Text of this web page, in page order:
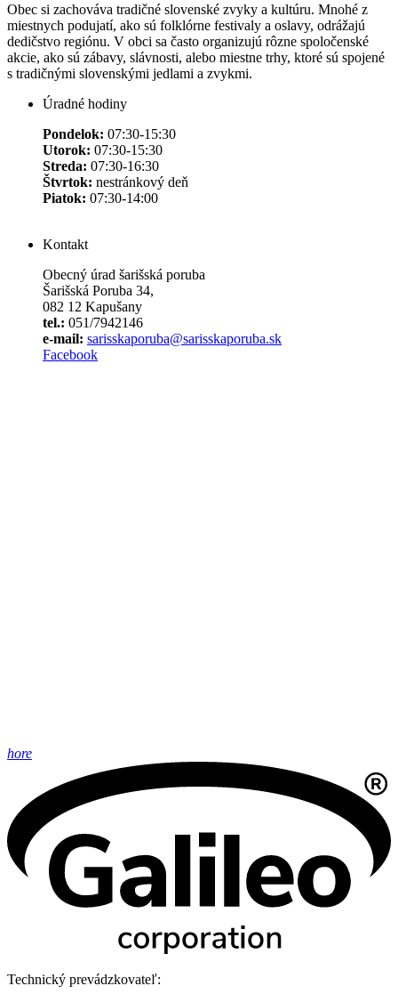
Obec si zachováva tradičné slovenské zvyky a kultúru. Mnohé z
miestnych podujatí, ako sú folklórne festivaly a oslavy, odrážajú
dedičstvo regiónu. V obci sa často organizujú rôzne spoločenské
akcie, ako sú zábavy, slávnosti, alebo miestne trhy, ktoré sú spojené
s tradičnými slovenskými jedlami a zvykmi.
Úradné hodiny
Pondelok: 07:30-15:30
Utorok: 07:30-15:30
Streda: 07:30-16:30
Štvrtok: nestránkový deň
Piatok: 07:30-14:00
Kontakt
Obecný úrad šarišská poruba
Šarišská Poruba 34,
082 12 Kapušany
tel.: 051/7942146
e-mail: sarisskaporuba@sarisskaporuba.sk
Facebook
hore
Technický prevádzkovateľ: